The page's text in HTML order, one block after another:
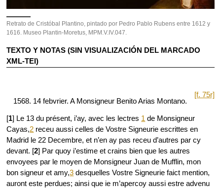
Retrato de Cristóbal Plantino, pintado por Pedro Pablo Rubens entre 1612 y
1616. Museo Plantin-Moretus, MPM.V.IV.047.
TEXTO Y NOTAS (SIN VISUALIZACIÓN DEL MARCADO
XML-TEI)
[f. 75r]
1568. 14 febvrier. A Monsigneur Benito Arias Montano.
[1] Le 13 du présent, i’ay, avec les lectres 1 de Monsigneur
Cayas,2 receu aussi celles de Vostre Signeurie escrittes en
Madrid le 22 Decembre, et n’en ay pas receu d’autres par cy
devant. [2] Par quoy i’estime et crains bien que les autres
envoyees par le moyen de Monsigneur Juan de Mufflin, mon
bon signeur et amy,3 desquelles Vostre Signeurie faict mention,
auront este perdues; ainsi que ie m’apercoy aussi estre advenu